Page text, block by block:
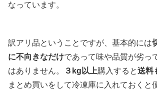
なっています。
訳アリ品ということですが、基本的には
に不向きなだけであって味や品質が劣っ
はありません。
３kg以上購入すると送料
まとめ買いをして冷凍庫に入れておくと